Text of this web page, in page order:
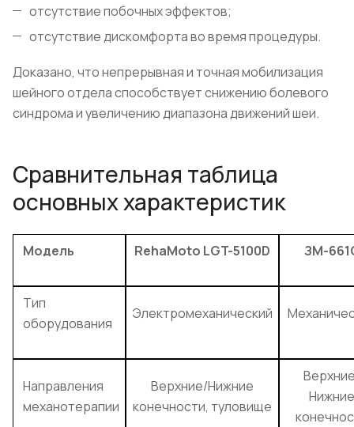
отсутствие побочных эффектов;
отсутствие дискомфорта во время процедуры.
Доказано, что непрерывная и точная мобилизация
шейного отдела способствует снижению болевого
синдрома и увеличению диапазона движений шеи.
Сравнительная таблица
основных характеристик
Модель RehaMoto LGT-5100D ЗМ-
Тип
оборудования
Электромеханический
Направления
механотерапии
Верхние/Нижние
конечности, туловище
Нижние